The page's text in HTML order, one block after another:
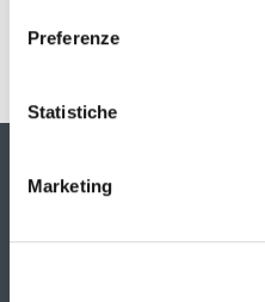
Preferenze
Statistiche
Marketing